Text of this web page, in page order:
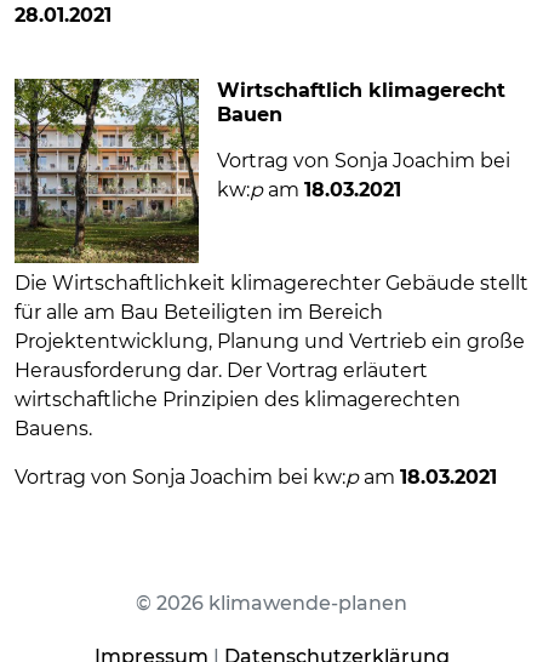
28.01.2021
Wirtschaftlich klimagerecht
Bauen
Vortrag von Sonja Joachim bei
kw:pam 18.03.2021
Die Wirtschaftlichkeit klimagerechter Gebäude stellt
für alle am Bau Beteiligten im Bereich
Projektentwicklung, Planung und Vertrieb ein große
Herausforderung dar. Der Vortrag erläutert
wirtschaftliche Prinzipien des klimagerechten
Bauens.
Vortrag von Sonja Joachim bei kw:pam 18.03.2021
© 2026 klimawende-planen
Impressum Datenschutzerklärung